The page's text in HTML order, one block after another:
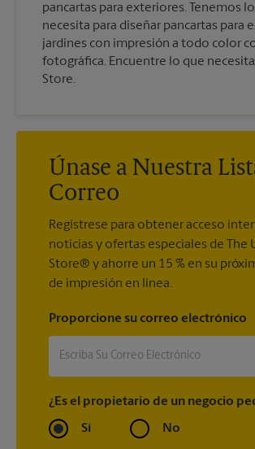
pancartas para exteriores. Tenemos
necesita para diseñar pancartas para
jardines con impresión a todo color
fotográfica. Encuentre lo que necesita
Store.
Únase a Nuestra
Correo
Regístrese para obtener acceso
noticias y ofertas especiales de The
Store® y ahorre un 15 % en su
de impresión en línea.
Proporcione su correo electrónico
¿Es el propietario de un negocio
Sí No